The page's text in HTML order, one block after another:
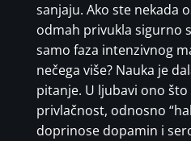
sanjaju. Ako ste nekada
odmah privukla sigurno
samo faza intenzivnog
nečega više? Nauka je
pitanje. U ljubavi ono
privlačnost, odnosno
doprinose dopamin i